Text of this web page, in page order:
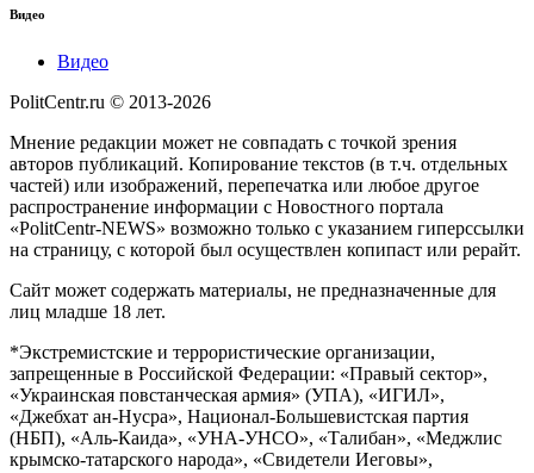
Видео
Видео
PolitCentr.ru © 2013-2026
Мнение редакции может не совпадать с точкой зрения
авторов публикаций. Копирование текстов (в т.ч. отдельных
частей) или изображений, перепечатка или любое другое
распространение информации с Новостного портала
«PolitCentr-NEWS» возможно только с указанием гиперссылки
на страницу, с которой был осуществлен копипаст или рерайт.
Сайт может содержать материалы, не предназначенные для
лиц младше 18 лет.
*Экстремистские и террористические организации,
запрещенные в Российской Федерации: «Правый сектор»,
«Украинская повстанческая армия» (УПА), «ИГИЛ»,
«Джебхат ан-Нусра», Национал-Большевистская партия
(НБП), «Аль-Каида», «УНА-УНСО», «Талибан», «Меджлис
крымско-татарского народа», «Свидетели Иеговы»,